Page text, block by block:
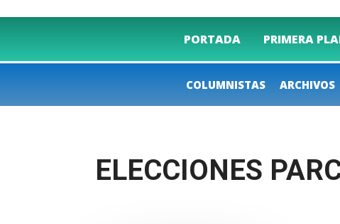
PORTADA PRIMERA
COLUMNISTAS ARCHIVOS
ELECCIONES